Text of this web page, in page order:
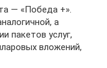
— «Победа +».
а
пакетов услуг,
вложений,